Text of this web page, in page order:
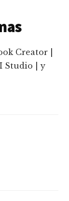
Creator |
Studio | y